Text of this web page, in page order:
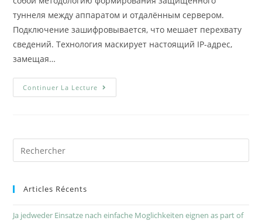
туннеля между аппаратом и отдалённым сервером.
Подключение зашифровывается, что мешает перехвату
сведений. Технология маскирует настоящий IP-адрес,
замещая…
Continuer La Lecture
Articles Récents
Ja jedweder Einsatze nach einfache Moglichkeiten eignen as part of